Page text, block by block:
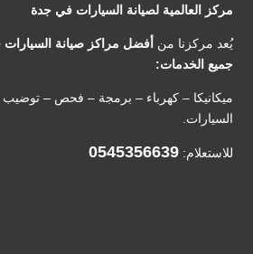
مركز العالمية لصيانة السيارات في جدة
يُعد مركزنا من أفضل مراكز صيانة
جميع الخدمات:
ميكانيكا – كهرباء – برمجة – فحص – توضيب
السيارات.
للاستعلام: 0545356639